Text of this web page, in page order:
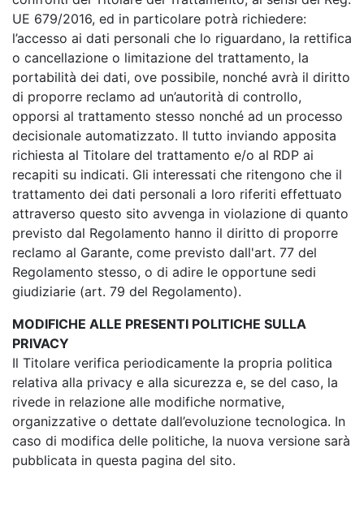
UE 679/2016, ed in particolare potrà richiedere:
l’accesso ai dati personali che lo riguardano, la rettifica
o cancellazione o limitazione del trattamento, la
portabilità dei dati, ove possibile, nonché avrà il diritto
di proporre reclamo ad un’autorità di controllo,
opporsi al trattamento stesso nonché ad un processo
decisionale automatizzato. Il tutto inviando apposita
richiesta al Titolare del trattamento e/o al RDP ai
recapiti su indicati. Gli interessati che ritengono che il
trattamento dei dati personali a loro riferiti effettuato
attraverso questo sito avvenga in violazione di quanto
previsto dal Regolamento hanno il diritto di proporre
reclamo al Garante, come previsto dall'art. 77 del
Regolamento stesso, o di adire le opportune sedi
giudiziarie (art. 79 del Regolamento).
MODIFICHE ALLE PRESENTI POLITICHE SULLA
PRIVACY
Il Titolare verifica periodicamente la propria politica
relativa alla privacy e alla sicurezza e, se del caso, la
rivede in relazione alle modifiche normative,
organizzative o dettate dall’evoluzione tecnologica. In
caso di modifica delle politiche, la nuova versione sarà
pubblicata in questa pagina del sito.